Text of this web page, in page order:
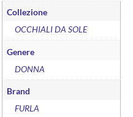
Collezione
OCCHIALI DA SOLE
Genere
DONNA
Brand
FURLA